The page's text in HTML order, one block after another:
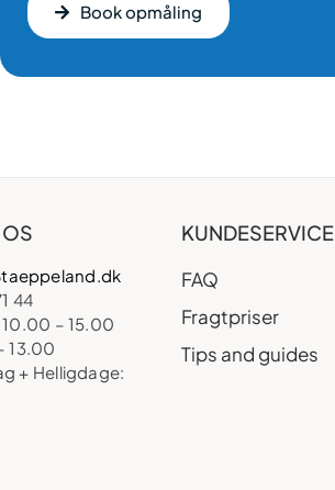
Book opmåling
OS
44
– 15.00
13.00
+ Helligdage:
KUNDESERVICE
FAQ
Fragtpriser
Tips and guides